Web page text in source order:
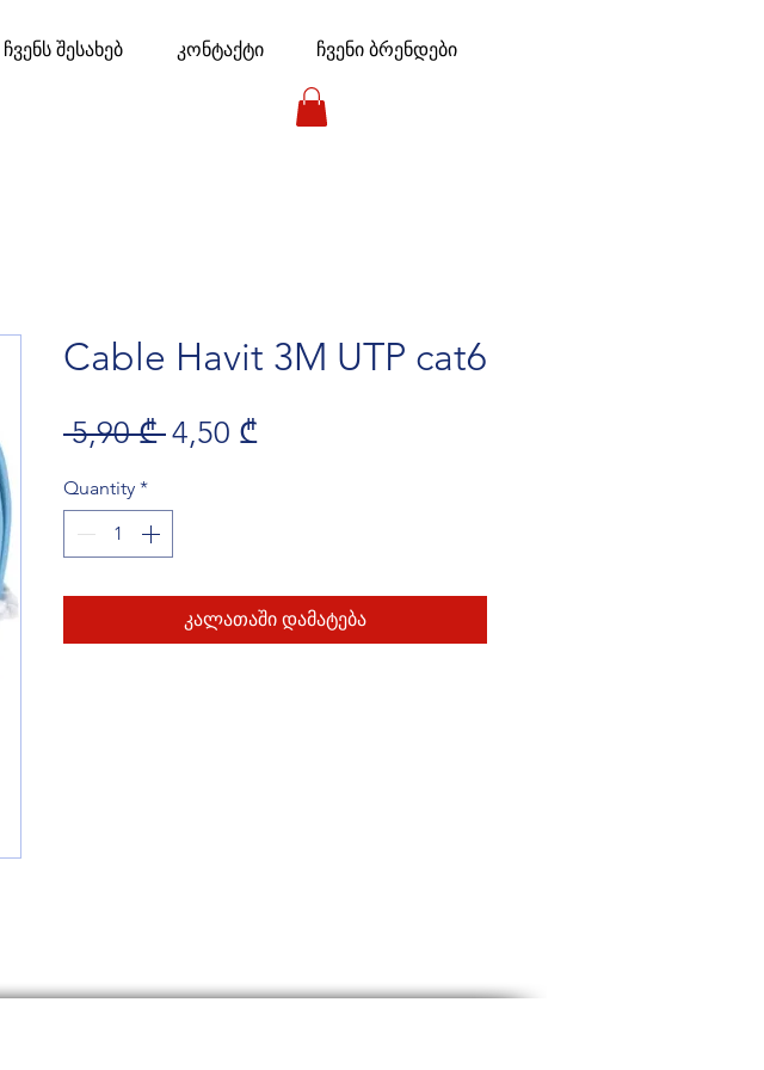
ჩვენს შესახებ კონტაქტი ჩვენი ბრენდები
Cable Havit 3M UTP cat6
5,90 ₾ Regular Price
4,50 ₾Sale Price
Quantity *
კალათაში დამატება